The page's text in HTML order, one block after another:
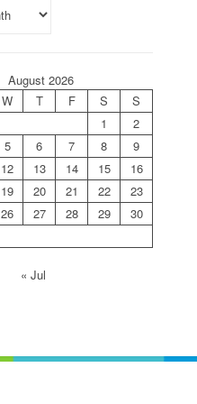
August 2026
W T F S
S
1
2
5 6 7 8
9
12 13 14 15
16
19 20 21 22
23
26 27 28 29
30
« Jul